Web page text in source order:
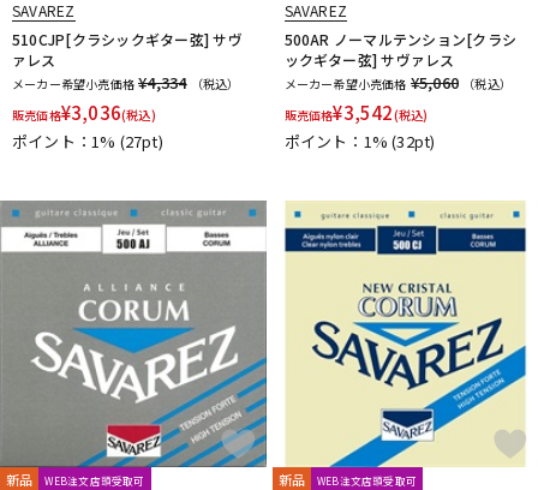
SAVAREZ
510CJP[クラシックギター弦] サヴ
ァレス
メーカー希望小売価格 ¥4,334
（税込）
販売価格¥3,036(税込)
ポイント：1% (27pt)
SAVAREZ
500AR ノーマルテンション[クラシ
ックギター弦] サヴァレス
メーカー希望小売価格 ¥5,060
（税込）
販売価格¥3,542(税込)
ポイント：1%(32pt)
新品 WEB注文店頭受取可 新品 WEB注文店頭受取可